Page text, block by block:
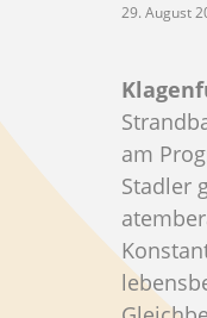
29. August
am
Stadler